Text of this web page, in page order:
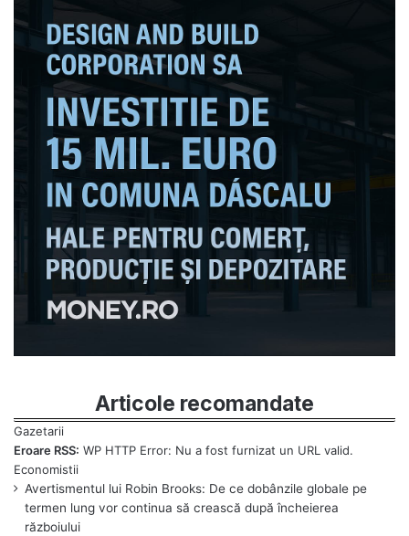
Articole recomandate
Eroare RSS: WP HTTP Error: Nu a fost furnizat un URL valid.
Avertismentul lui Robin Brooks: De ce dobânzile globale pe
termen lung vor continua să crească după încheierea
războiului